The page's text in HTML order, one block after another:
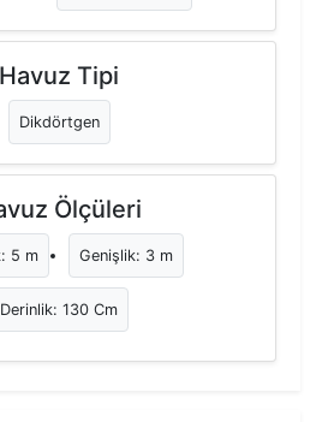
Havuz Tipi
Dikdörtgen
Ölçüleri
5 m Genişlik: 3 m
Derinlik: 130 Cm